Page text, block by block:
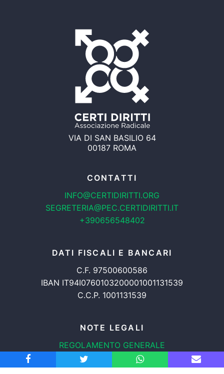
VIA DI SAN BASILIO 64
00187 ROMA
CONTATTI
INFO@CERTIDIRITTI.ORG
SEGRETERIA@PEC.CERTIDIRITTI.IT
+390656548402
DATI FISCALI E BANCARI
C.F. 97500600586
IBAN IT94I0760103200001001131539
C.C.P. 1001131539
NOTE LEGALI
REGOLAMENTO GENERALE
PROTEZIONE DATI
INFORMATIVA COOKIES